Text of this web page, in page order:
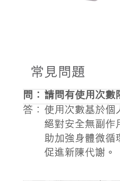
常見問題
問： 請問有使用次數
答： 使用次數基於個
絕對安全無副作
助加強身體微循
促進新陳代謝。